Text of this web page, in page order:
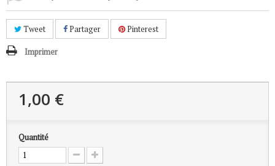
Tweet Partager Pinterest
Imprimer
1,00 €
Quantité